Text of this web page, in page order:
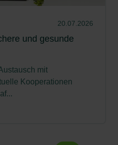
20.07.2026
und gesunde
mit
Kooperationen